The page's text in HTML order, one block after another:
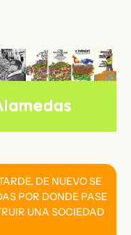
DE NUEVO SE
POR DONDE PASE
UNA SOCIEDAD